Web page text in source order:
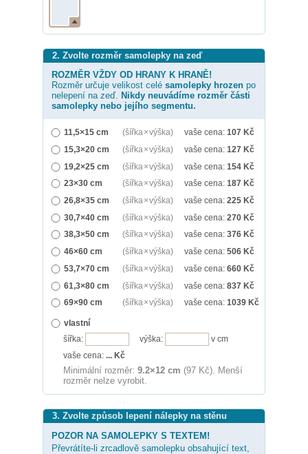
2. Zvolte rozměr samolepky na zeď
ROZMĚR VŽDY OD HRANY K HRANĚ!
Rozměr určuje velikost celé samolepky hrozen po
nelepení na zeď. Nikdy neuvádíme rozměr části
samolepky nebo jejího segmentu.
11,5×15 cm (šířka × výška) vaše cena: 107 Kč
15,3×20 cm
(šířka × výška) vaše cena: 127 Kč
19,2×25 cm
(šířka × výška) vaše cena: 154 Kč
23×30 cm
(šířka × výška) vaše cena: 187 Kč
26,8×35 cm
(šířka × výška) vaše cena: 225 Kč
30,7×40 cm
(šířka × výška) vaše cena: 270 Kč
38,3×50 cm
(šířka × výška) vaše cena: 376 Kč
46×60 cm
(šířka × výška) vaše cena: 506 Kč
53,7×70 cm
(šířka × výška) vaše cena: 660 Kč
61,3×80 cm
(šířka × výška) vaše cena: 837 Kč
69×90 cm
(šířka × výška) vaše cena: 1039 Kč
vlastní
šířka:
výška:
v cm
vaše cena: ... Kč
Minimální rozměr: 9.2×12 cm (97 Kč). Menší
rozměr nelze vyrobit.
3. Zvolte způsob lepení nálepky na stěnu
POZOR NA SAMOLEPKY S TEXTEM!
Převrátíte-li zrcadlově samolepku obsahující text,